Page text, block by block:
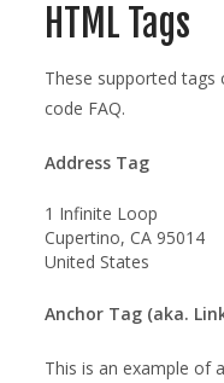
HTML Tags
These supported
code FAQ.
Address Tag
1 Infinite Loop
Cupertino, CA 95014
United States
Anchor Tag (aka.
This is an example of a